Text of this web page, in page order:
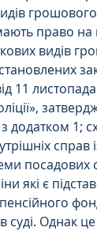
мають право
видів
11
додатком 1;
посадових
які є
суді. Однак